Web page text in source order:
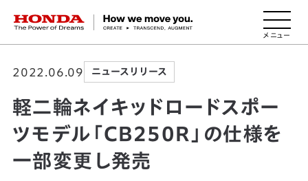
HONDA The Power of Dreams
2022.06.09 ニュースリリース
軽二輪ネイキッドロードスポー
ツモデル「CB250R」の仕様を
一部変更し発売